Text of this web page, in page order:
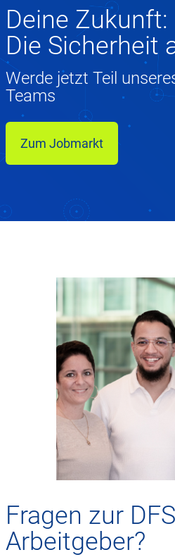
Deine Zukunft:
Die Sicherheit
Werde jetzt Teil
Teams
Zum Jobmarkt
Fragen zur
Arbeitgeber?